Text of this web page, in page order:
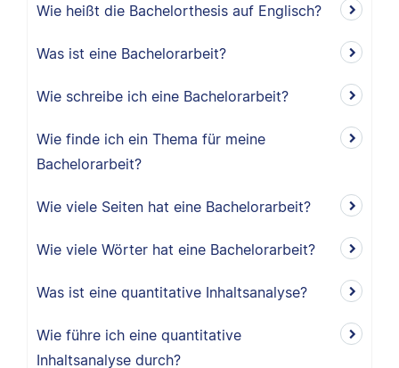
Wie heißt die Bachelorthesis auf Englisch?
Was ist eine Bachelorarbeit?
Wie schreibe ich eine Bachelorarbeit?
Wie finde ich ein Thema für meine
Bachelorarbeit?
Wie viele Seiten hat eine Bachelorarbeit?
Wie viele Wörter hat eine Bachelorarbeit?
Was ist eine quantitative Inhaltsanalyse?
Wie führe ich eine quantitative
Inhaltsanalyse durch?